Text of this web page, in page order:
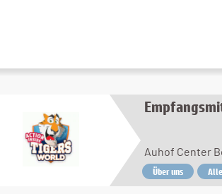
Auhof Center
Über uns